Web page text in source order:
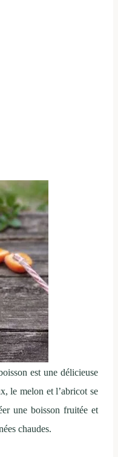
est une délicieuse
le melon et l’abricot se
une boisson fruitée et
chaudes.